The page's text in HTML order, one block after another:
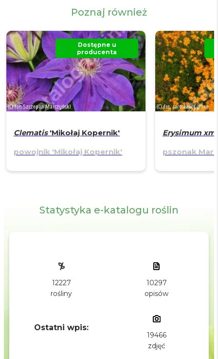
Poznaj również
Clematis 'Mikołaj Kopernik'
powojnik 'Mikołaj Kopernik'
Dostępne u
producenta
Erysimum
pszonak
Statystyka e-katalogu roślin
12227
rośliny
10297
opisów
Ostatni wpis:
19466
zdjęć